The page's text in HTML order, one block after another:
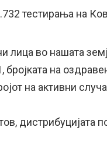
тестирања на
лица во нашата
бројката на
на активни
дистрибуцијата